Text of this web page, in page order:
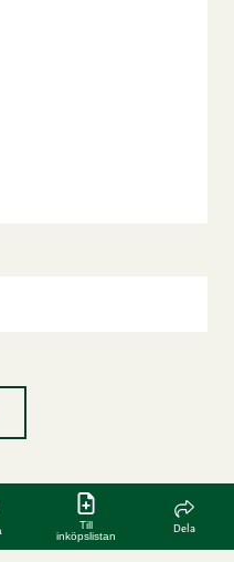
Till
inköpslistan
Dela